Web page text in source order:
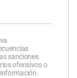
sanciones
ofensivos o